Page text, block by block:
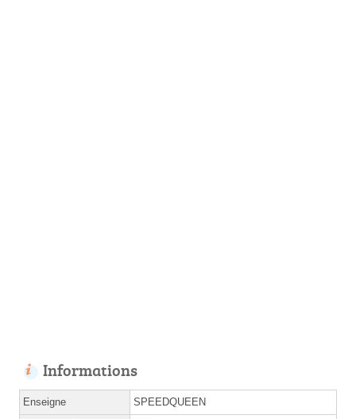
Informations
Enseigne SPEEDQUEEN